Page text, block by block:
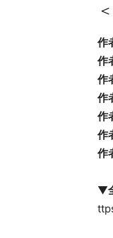
作
作
作
作
作
作
作
▼